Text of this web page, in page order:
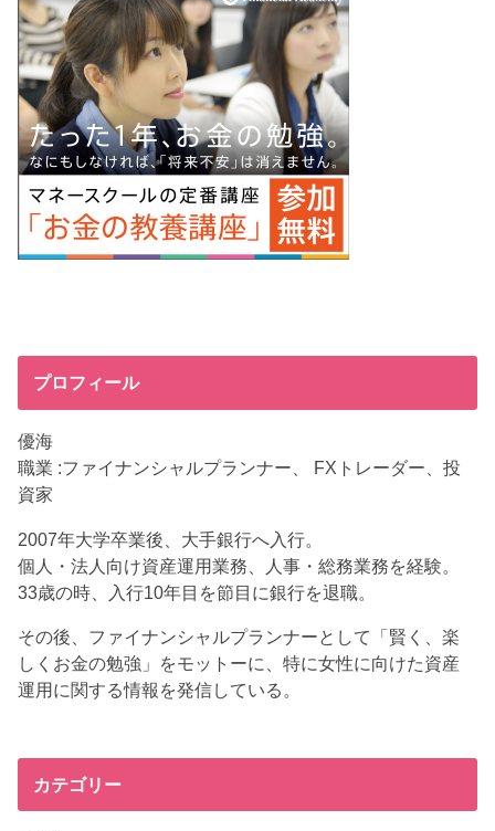
プロフィール
優海
職業 :ファイナンシャルプランナー、 FXトレーダー、投
資家
2007年大学卒業後、大手銀行へ入行。
個人・法人向け資産運用業務、人事・総務業務を経験。
33歳の時、入行10年目を節目に銀行を退職。
その後、ファイナンシャルプランナーとして「賢く、楽
しくお金の勉強」をモットーに、特に女性に向けた資産
運用に関する情報を発信している。
カテゴリー